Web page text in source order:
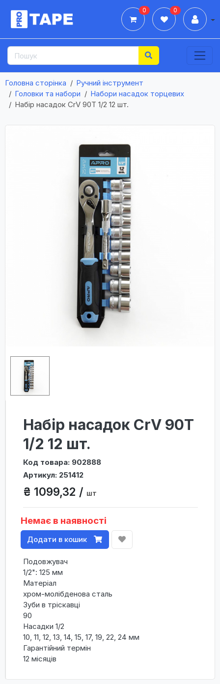
0 0
Головна сторінка
Ручний інструмент
Головки та набори
Набори насадок торцевих
Набір насадок CrV 90Т 1/2 12 шт.
Набір насадок CrV 90Т
1/2 12 шт.
Код товара: 902888
Артикул: 251412
₴ 1099,32 / шт
Немає в наявності
Додати в кошик
Подовжувач
1/2": 125 мм
Матеріал
хром-молібденова сталь
Зуби в тріскавці
90
Насадки 1/2
10, 11, 12, 13, 14, 15, 17, 19, 22, 24 мм
Гарантійний термін
12 місяців